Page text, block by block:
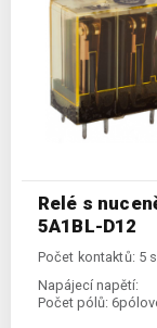
Relé s
5A1BL-D12
Počet kontaktů: 5
Napájecí napětí:
Počet pólů: